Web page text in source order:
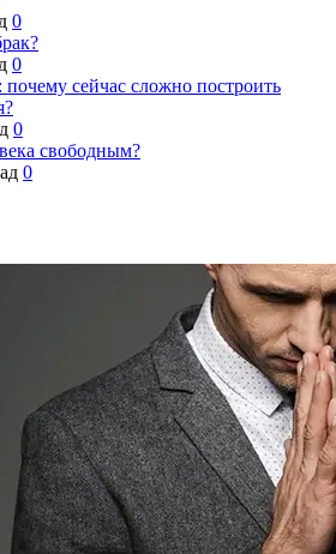
0
0
сейчас сложно построить
0
свободным?
0